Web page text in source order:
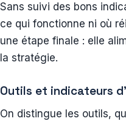
Sans suivi des bons
ce qui fonctionne ni où
une étape finale : elle
la stratégie.
Outils et indicateurs
On distingue les outils,